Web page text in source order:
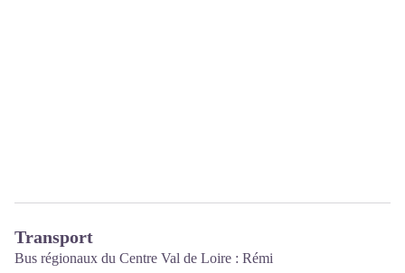
Transport
Bus régionaux du Centre Val de Loire : Rémi